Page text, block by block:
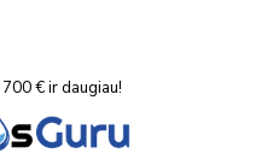
€ ir daugiau!